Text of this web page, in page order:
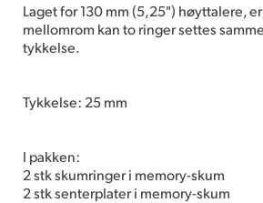
Laget for 130 mm (5,25") høyttalere,
mellomrom kan to ringer settes
tykkelse.
Tykkelse: 25 mm
I pakken:
2 stk skumringer i memory-skum
2 stk senterplater i memory-skum